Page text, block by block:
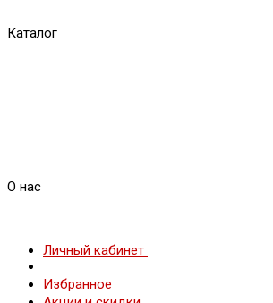
Каталог
О нас
Личный кабинет
Избранное